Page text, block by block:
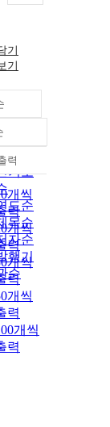
기
기
확도
기도
도순
목순
자순
행기
순
림차순
력
개씩
력
개씩
력
개씩
력
개씩
력
개씩
력